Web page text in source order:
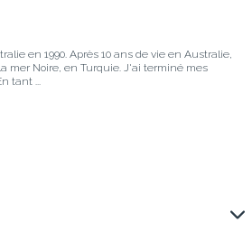
en 1990. Après 10 ans de vie en Australie,
mer Noire, en Turquie. J'ai terminé mes
tant ...